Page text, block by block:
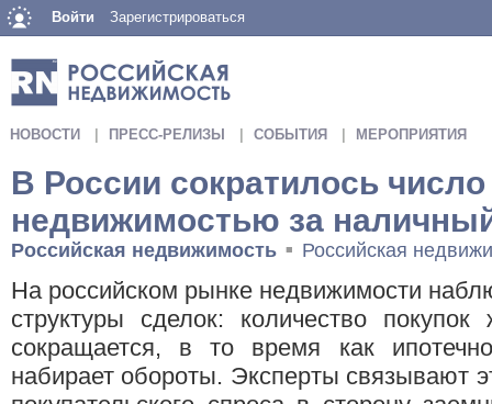
Войти Зарегистрироваться
НОВОСТИ ПРЕСС-РЕЛИЗЫ СОБЫТИЯ МЕРОПРИЯТИЯ
В России сократилось
недвижимостью за
Российская недвижимость ■ Российская
На российском рынке недвижимости
структуры сделок: количество
сокращается, в то время как
набирает обороты. Эксперты связывают